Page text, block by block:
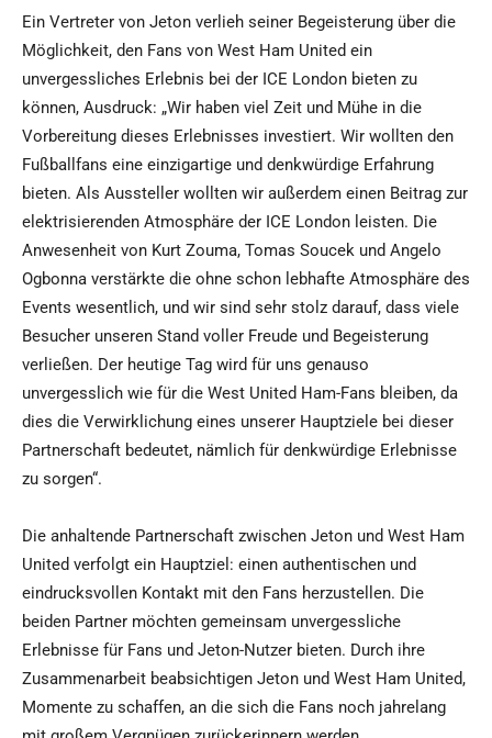
Ein Vertreter von Jeton verlieh seiner Begeisterung über die
Möglichkeit, den Fans von West Ham United ein
unvergessliches Erlebnis bei der ICE London bieten zu
können, Ausdruck: „Wir haben viel Zeit und Mühe in die
Vorbereitung dieses Erlebnisses investiert. Wir wollten den
Fußballfans eine einzigartige und denkwürdige Erfahrung
bieten. Als Aussteller wollten wir außerdem einen Beitrag zur
elektrisierenden Atmosphäre der ICE London leisten. Die
Anwesenheit von Kurt Zouma, Tomas Soucek und Angelo
Ogbonna verstärkte die ohne schon lebhafte Atmosphäre des
Events wesentlich, und wir sind sehr stolz darauf, dass viele
Besucher unseren Stand voller Freude und Begeisterung
verließen. Der heutige Tag wird für uns genauso
unvergesslich wie für die West United Ham-Fans bleiben, da
dies die Verwirklichung eines unserer Hauptziele bei dieser
Partnerschaft bedeutet, nämlich für denkwürdige Erlebnisse
zu sorgen“.
Die anhaltende Partnerschaft zwischen Jeton und West Ham
United verfolgt ein Hauptziel: einen authentischen und
eindrucksvollen Kontakt mit den Fans herzustellen. Die
beiden Partner möchten gemeinsam unvergessliche
Erlebnisse für Fans und Jeton-Nutzer bieten. Durch ihre
Zusammenarbeit beabsichtigen Jeton und West Ham United,
Momente zu schaffen, an die sich die Fans noch jahrelang